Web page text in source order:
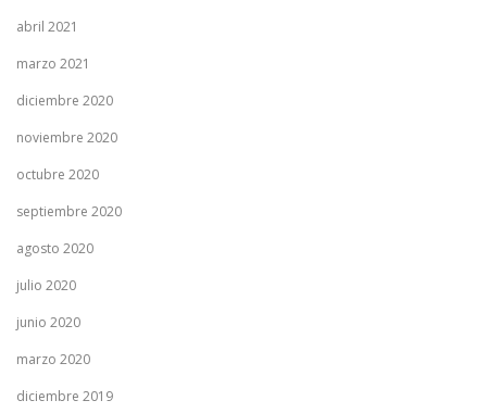
abril 2021
marzo 2021
diciembre 2020
noviembre 2020
octubre 2020
septiembre 2020
agosto 2020
julio 2020
junio 2020
marzo 2020
diciembre 2019